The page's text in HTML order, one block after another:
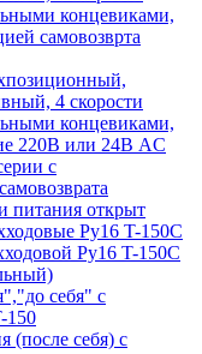
концевиками,
самовозврта
4 скорости
концевиками,
220В или 24В AC
с
питания открыт
Ру16 T-150С
Ру16 T-150С
себя" с
150
(после себя) c